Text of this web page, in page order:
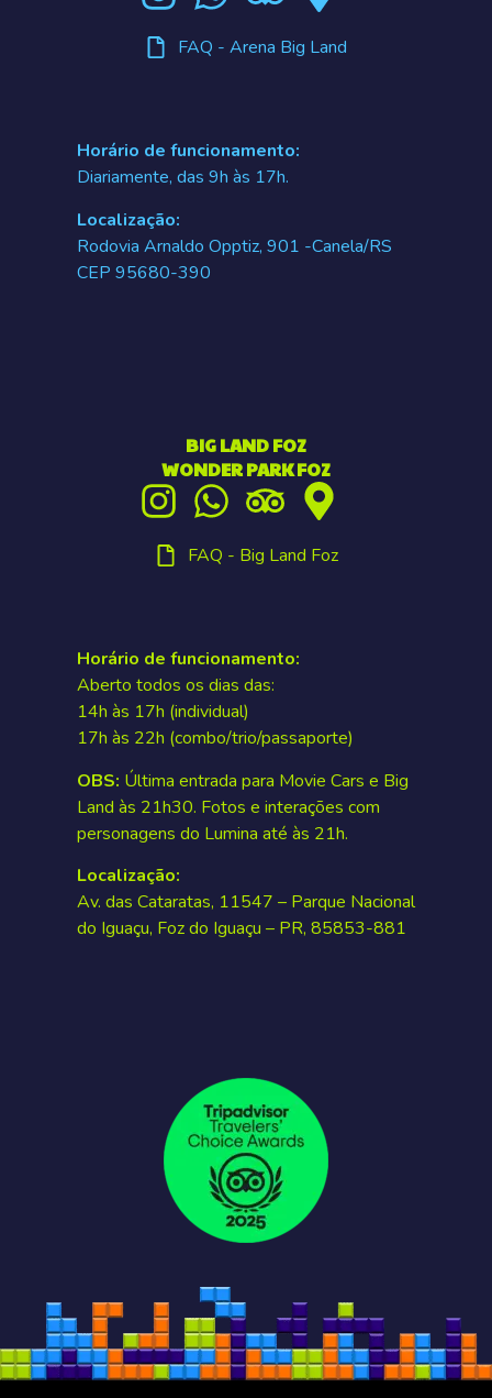
FAQ - Arena Big Land
Horário de funcionamento:
Diariamente, das 9h às 17h.
Localização:
Rodovia Arnaldo Opptiz, 901 -Canela/RS
CEP 95680-390
BIG LAND FOZ
WONDER PARK FOZ
FAQ - Big Land Foz
Horário de funcionamento:
Aberto todos os dias das:
14h às 17h (individual)
17h às 22h (combo/trio/passaporte)
OBS: Última entrada para Movie Cars e Big
Land às 21h30. Fotos e interações com
personagens do Lumina até às 21h.
Localização:
Av. das Cataratas, 11547 – Parque Nacional
do Iguaçu, Foz do Iguaçu – PR, 85853-881